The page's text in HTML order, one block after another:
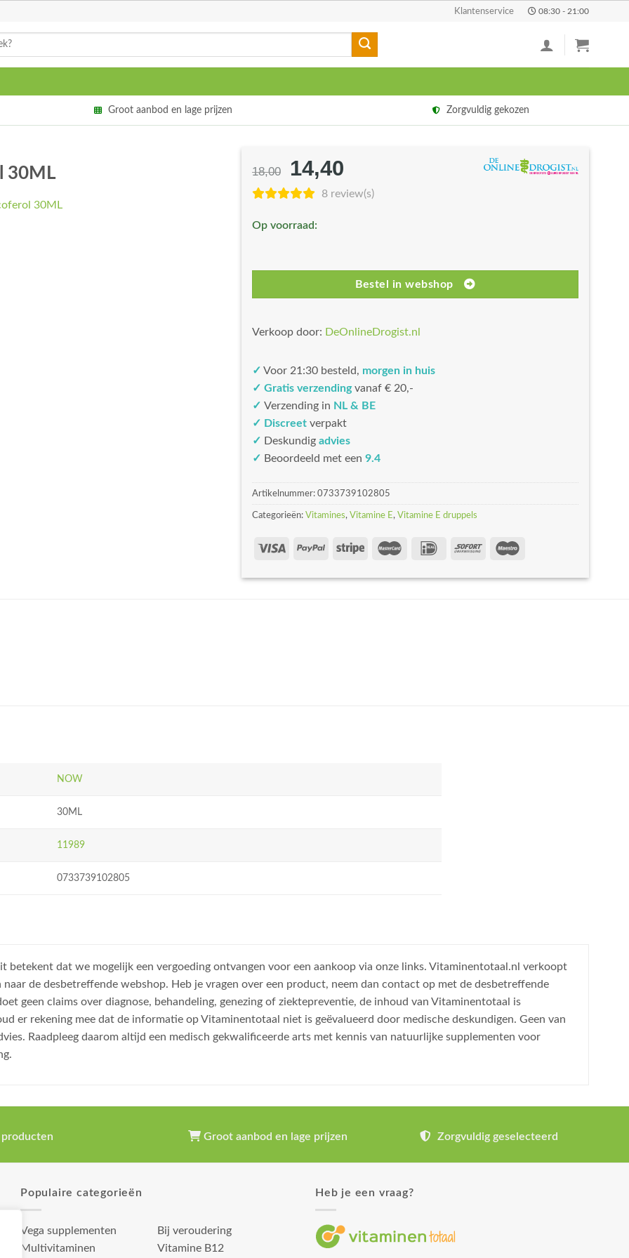
Klantenservice 08:30 - 21:00
Groot aanbod en lage prijzen Zorgvuldig gekozen
30ML 18,00
Oorspronkelijke
prijs
€18,00.
14,40
prijs
8 review(s)
Op voorraad:
Bestel in webshop
Verkoop door: DeOnlineDrogist.nl
✓ Voor 21:30 besteld, morgen in huis
✓ Gratis verzendingvanaf € 20,-
✓ Verzending in NL & BE
✓ Discreet verpakt
✓ Deskundig advies
✓ Beoordeeld met een 9.4
Artikelnummer: 0733739102805
Categorieën: Vitamines, Vitamine E , Vitamine E druppels
NOW
30ML
11989
0733739102805
dat we mogelijk een vergoeding ontvangen voor een aankoop via onze links. Vitaminentotaal.nl verkoopt
de desbetreffende webshop. Heb je vragen over een product, neem dan contact op met de desbetreffende
geen claims over diagnose, behandeling, genezing of ziektepreventie, de inhoud van Vitaminentotaal is
er rekening mee dat de informatie op Vitaminentotaal niet is geëvalueerd door medische deskundigen. Geen van
Raadpleeg daarom altijd een medisch gekwalificeerde arts met kennis van natuurlijke supplementen voor
producten Groot aanbod en lage prijzen Zorgvuldig geselecteerd
Populaire categorieën
Vega supplementen
Multivitaminen
Bij veroudering
Vitamine B12
Heb je een vraag?